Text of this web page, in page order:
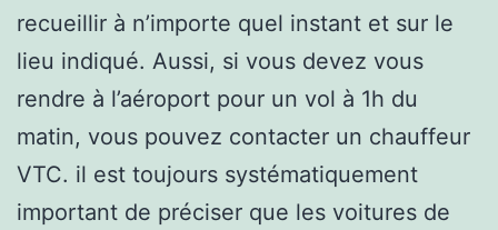
recueillir à n’importe quel instant et sur le
lieu indiqué. Aussi, si vous devez vous
rendre à l’aéroport pour un vol à 1h du
matin, vous pouvez contacter un chauffeur
VTC. il est toujours systématiquement
important de préciser que les voitures de